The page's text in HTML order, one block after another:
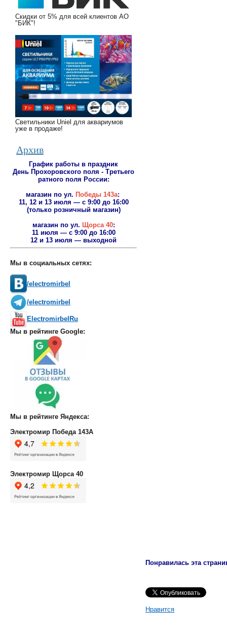
Скидки от 5% для всей клиентов АО
"БИК"!
Светильники Uniel для аквариумов
уже в продаже!
Архив
График работы в праздник
День Прохоровского поля - Третьего
ратного поля России:
магазин по ул. Победы 143а:
11, 12 и 13 июля — с 9:00 до 16:00
(только розничный магазин)
магазин по ул. Щорса 40:
11 июля — с 9:00 до 16:00
12 и 13 июля — выходной
Мы в социальных сетях:
/electromirbel
/electromirbel
ElectromirbelRu
Мы в рейтинге Google:
Мы в рейтинге Яндекса:
Электромир Победа 143А
Электромир Щорса 40
Понравилась эта
Нравится